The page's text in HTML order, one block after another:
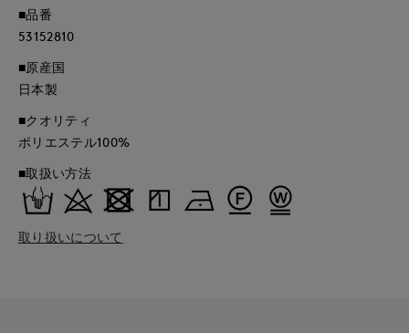
■品番
53152810
■原産国
日本製
■クオリティ
ポリエステル100%
■取扱い方法
取り扱いについて